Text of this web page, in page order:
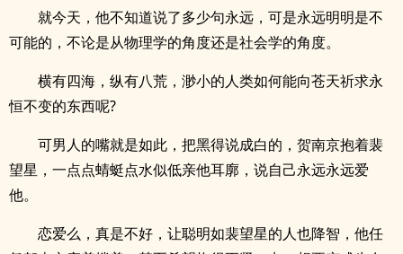
就今天，他不知道说了多少句永远，可是永远明明是不
可能的，不论是从物理学的角度还是社会学的角度。
横有四海，纵有八荒，渺小的人类如何能向苍天祈求永
恒不变的东西呢?
可男人的嘴就是如此，把黑得说成白的，贺南京抱着裴
望星，一点点蜻蜓点水似低亲他耳廓，说自己永远永远爱
他。
恋爱么，真是不好，让聪明如裴望星的人也降智，他任